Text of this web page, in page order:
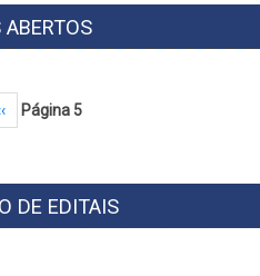
ABERTOS
anterior
Página 5
DE EDITAIS